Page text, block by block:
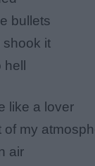
bullets
shook it
like a lover
of my
air